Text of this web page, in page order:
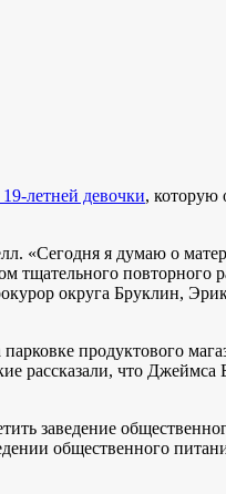
летней девочки, которую
«Сегодня я думаю о
тщательного повторного
округа Бруклин,
продуктового
рассказали, что
заведение
общественного